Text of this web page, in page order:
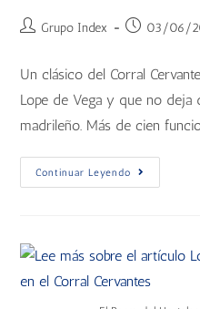
Grupo Index 03/06/
Un clásico del Corral
Lope de Vega y que no deja
madrileño. Más de cien
Continuar Leyendo